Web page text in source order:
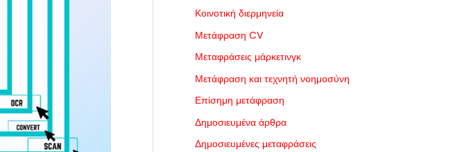
Κοινοτική διερμηνεία
Μετάφραση CV
Μεταφράσεις μάρκετινγκ
Μετάφραση και τεχνητή νοημοσύνη
Επίσημη μετάφραση
Δημοσιευμένα άρθρα
Δημοσιευμένες μεταφράσεις